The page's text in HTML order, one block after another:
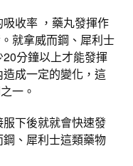
收率 ，藥丸發揮作
就拿威而鋼、犀利士
分鐘以上才能發揮
成一定的變化，這
一。
下後就就會快速發
、犀利士這類藥物